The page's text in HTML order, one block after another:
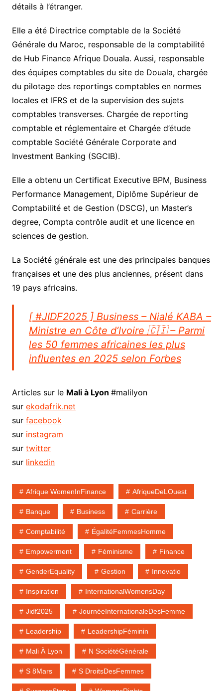
détails à l’étranger.
Elle a été Directrice comptable de la Société
Générale du Maroc, responsable de la comptabilité
de Hub Finance Afrique Douala. Aussi, responsable
des équipes comptables du site de Douala, chargée
du pilotage des reportings comptables en normes
locales et IFRS et de la supervision des sujets
comptables transverses. Chargée de reporting
comptable et réglementaire et Chargée d’étude
comptable Société Générale Corporate and
Investment Banking (SGCIB).
Elle a obtenu un Certificat Executive BPM, Business
Performance Management, Diplôme Supérieur de
Comptabilité et de Gestion (DSCG), un Master’s
degree, Compta contrôle audit et une licence en
sciences de gestion.
La Société générale est une des principales banques
françaises et une des plus anciennes, présent dans
19 pays africains.
[ #JIDF2025 ] Business – Nialé KABA –
Ministre en Côte d’Ivoire 🇨🇮 – Parmi
les 50 femmes africaines les plus
influentes en 2025 selon Forbes
Articles sur le Mali à Lyon #malilyon
sur ekodafrik.net
sur facebook
sur instagram
sur twitter
sur linkedin
Afrique WomenInFinance AfriqueDeLOuest
Banque Business Carrière
Comptabilité ÉgalitéFemmesHomme
Empowerment Féminisme Finance
GenderEquality Gestion Innovatio
Inspiration InternationalWomensDay
Jidf2025 JournéeInternationaleDesFemme
Leadership LeadershipFéminin
Mali À Lyon N SociétéGénérale
S 8Mars S DroitsDesFemmes